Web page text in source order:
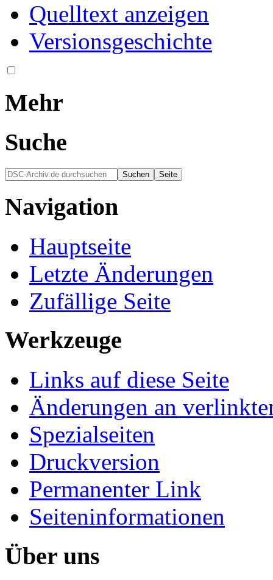
Quelltext anzeigen
Versionsgeschichte
Mehr
Suche
Navigation
Hauptseite
Letzte Änderungen
Zufällige Seite
Werkzeuge
Links auf diese Seite
Änderungen an
Spezialseiten
Druckversion
Permanenter Link
Seiten­informationen
Über uns